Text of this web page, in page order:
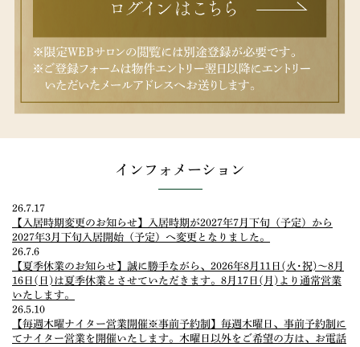
インフォメーション
26.7.17
【入居時期変更のお知らせ】入居時期が2027年7月下旬（予定）から
2027年3月下旬入居開始（予定）へ変更となりました。
26.7.6
【夏季休業のお知らせ】誠に勝手ながら、2026年8月11日(火･祝)～8月
16日(日)は夏季休業とさせていただきます。8月17日(月)より通常営業
いたします。
26.5.10
【毎週木曜ナイター営業開催※事前予約制】毎週木曜日、事前予約制に
てナイター営業を開催いたします。木曜日以外をご希望の方は、お電話